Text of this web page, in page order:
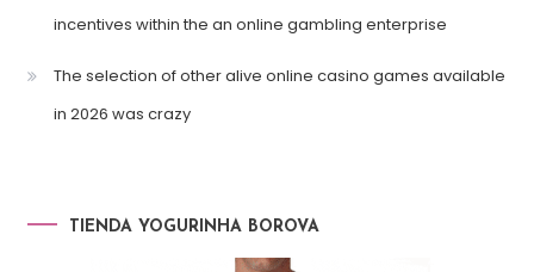
incentives within the an online gambling enterprise
The selection of other alive online casino games available
in 2026 was crazy
TIENDA YOGURINHA BOROVA